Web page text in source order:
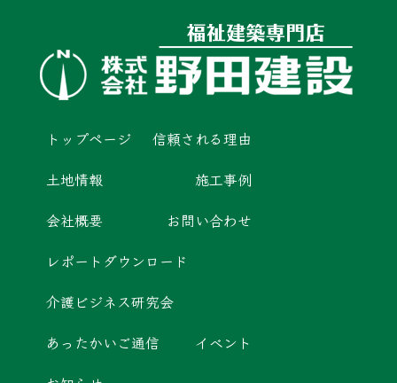
トップページ
信頼される理由
土地情報
施工事例
会社概要
お問い合わせ
レポートダウンロード
介護ビジネス研究会
あったかいご通信
イベント